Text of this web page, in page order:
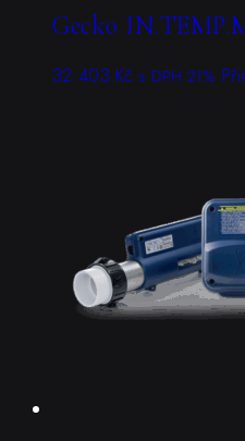
Gecko
32 403 Kč s DPH 21%